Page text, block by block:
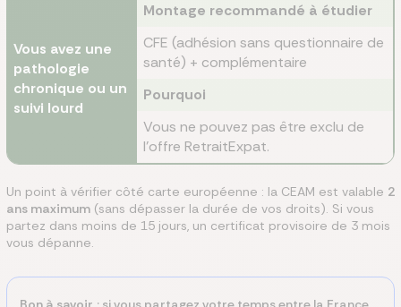
Vous avez une
pathologie
chronique ou un
suivi lourd
Montage recommandé à étudier
CFE (adhésion sans questionnaire de
santé) + complémentaire
Pourquoi
Vous ne pouvez pas être exclu de
l'offre RetraitExpat.
Un point à vérifier côté carte européenne : la CEAM est valable 2
ans maximum (sans dépasser la durée de vos droits). Si vous
partez dans moins de 15 jours, un certificat provisoire de 3 mois
vous dépanne.